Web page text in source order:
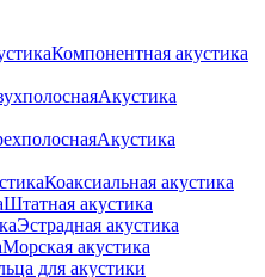
Компонентная акустика
Акустика
Акустика
Коаксиальная акустика
Штатная акустика
Эстрадная акустика
Морская акустика